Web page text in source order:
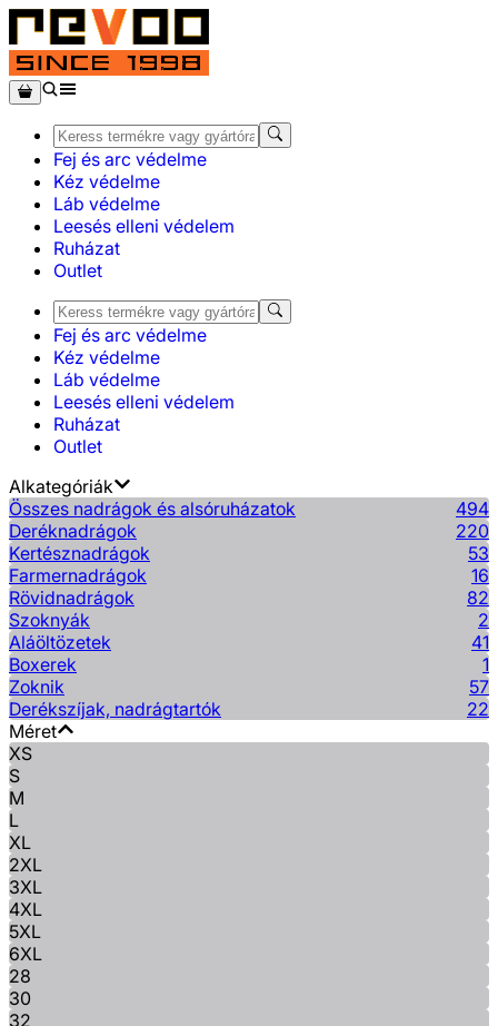
Fej és arc védelme
Kéz védelme
Láb védelme
Leesés elleni védelem
Ruházat
Outlet
Fej és arc védelme
Kéz védelme
Láb védelme
Leesés elleni védelem
Ruházat
Outlet
Alkategóriák
Összes nadrágok és alsóruházatok
494
Deréknadrágok
220
Kertésznadrágok
53
Farmernadrágok
16
Rövidnadrágok
82
Szoknyák
2
Aláöltözetek
41
Boxerek
1
Zoknik
57
Derékszíjak, nadrágtartók
22
Méret
XS
S
M
L
XL
2XL
3XL
4XL
5XL
6XL
28
30
32